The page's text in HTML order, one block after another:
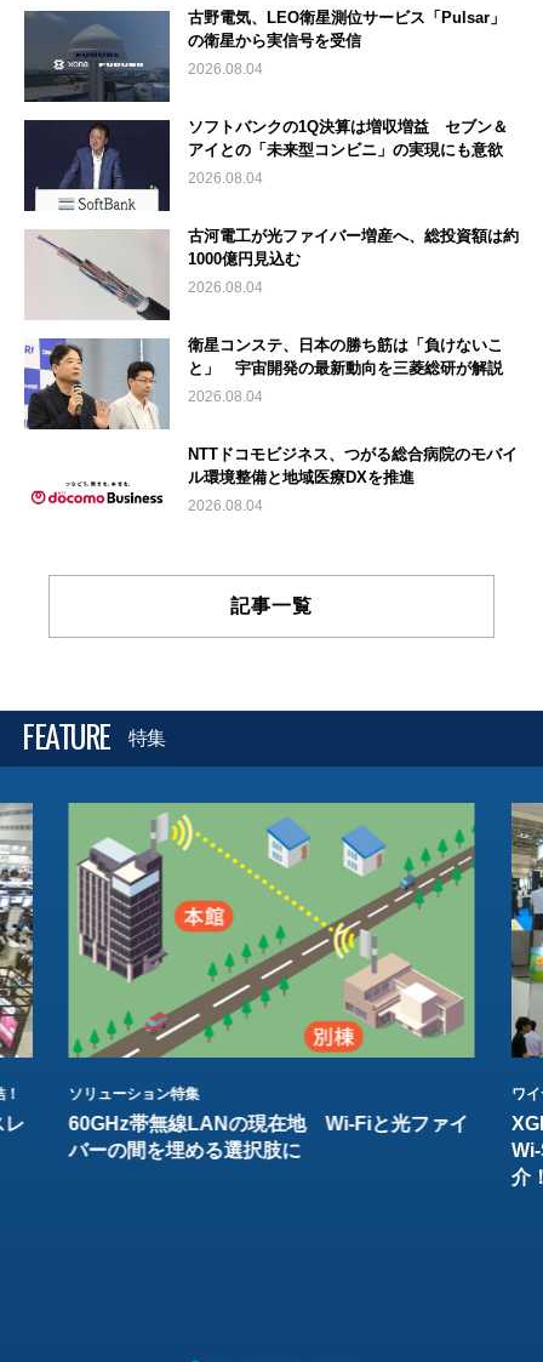
古野電気、LEO衛星測位サービス「Pulsar」
の衛星から実信号を受信
2026.08.04
ソフトバンクの1Q決算は増収増益 セブン＆
アイとの「未来型コンビニ」の実現にも意欲
2026.08.04
古河電工が光ファイバー増産へ、総投資額は約
1000億円見込む
2026.08.04
衛星コンステ、日本の勝ち筋は「負けないこ
と」 宇宙開発の最新動向を三菱総研が解説
2026.08.04
NTTドコモビジネス、つがる総合病院のモバイ
ル環境整備と地域医療DXを推進
2026.08.04
記事一覧
FEATURE 特集
レ
ソリューション特集
60GHz帯無線LANの現在地 Wi-Fiと光ファイ
バーの間を埋める選択肢に
ワ
介